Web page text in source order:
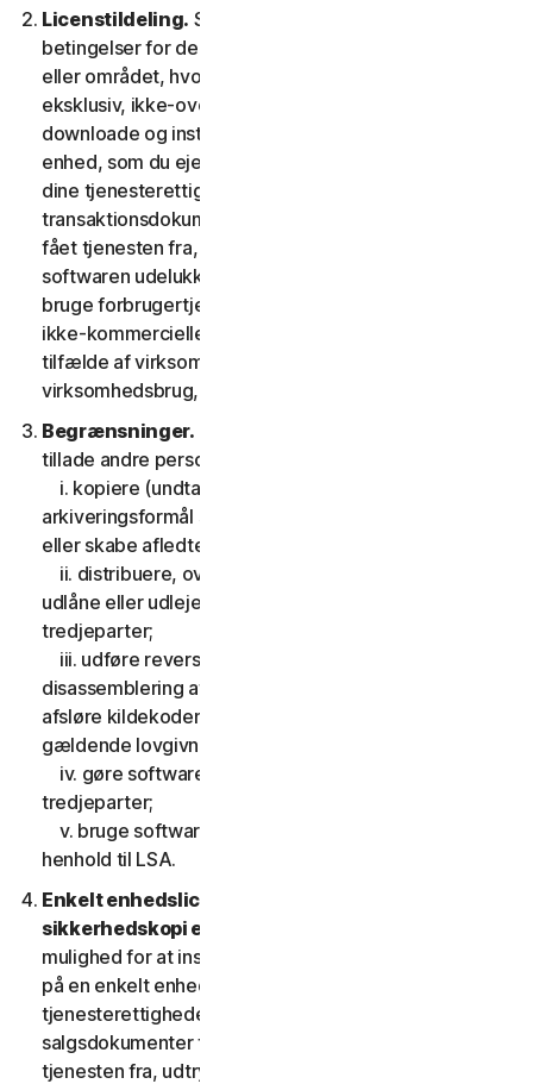
Licenstildeling. Så længe du overholder vilkår og
betingelser for denne LSA, giver vi dig i territoriet
eller området, hvor du fik softwaren, en ikke-
eksklusiv, ikke-overførbar tidsbegrænset licens til at
downloade og installere en kopi af softwaren på den
enhed, som du ejer eller kontrollerer som angivet i
dine tjenesterettigheder eller den relevante
transaktionsdokumentation fra den udbyder, du har
fået tjenesten fra, og til at køre en sådan kopi af
softwaren udelukkende med henblik på at tilgå og
bruge forbrugertjenesterne til din egen personlige
ikke-kommercielle brug i tjenestens løbetid, eller, i
tilfælde af virksomhedstjenester, til din interne
virksomhedsbrug, i tjenesteperioden.
Begrænsninger.
tillade andre personer at:
i. kopiere (undtagen til backup- eller
arkiveringsformål som tilladt nedenfor), modificere
eller skabe afledte værker baseret på softwaren;
ii. distribuere, overdrage, viderelicensere, lease,
udlåne eller udleje din ret til at bruge softwaren til
tredjeparter;
iii. udføre reverse engineering, dekompilering eller
disassemblering af softwaren, eller gøre forsøg på at
afsløre kildekoden, undtagen, og kun i det omfang
gældende lovgivning udtrykkeligt tillader det;
iv. gøre softwarens funktionalitet tilgængelig for
tredjeparter;
v. bruge softwaren på en måde, der ikke er tilladt i
henhold til LSA.
Enkelt enhedslicens; Kun en arkiv- eller
sikkerhedskopi er tilladt.
mulighed for at installere en kopi af softwaren til brug
på en enkelt enhed, medmindre dine
tjenesterettigheder eller de gældende
salgsdokumenter fra den udbyder, som du fik
tjenesten fra, udtrykkeligt tillader dig at bruge